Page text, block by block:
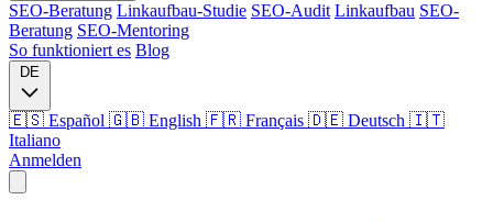
SEO-Beratung Linkaufbau-Studie SEO-Audit Linkaufbau SEO-
Beratung SEO-Mentoring
So funktioniert es Blog
DE
🇪🇸 Español 🇬🇧 English 🇫🇷 Français 🇩🇪 Deutsch 🇮🇹
Italiano
Anmelden